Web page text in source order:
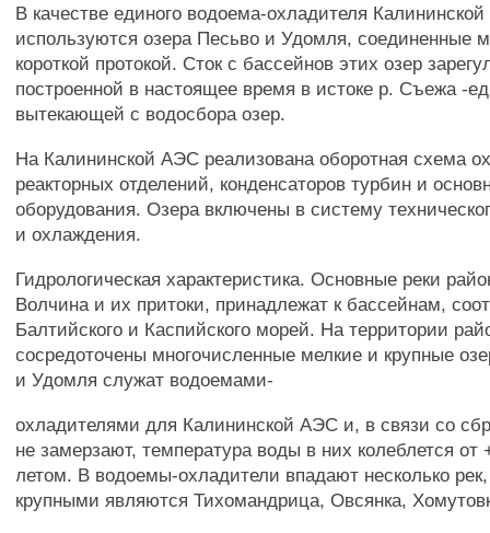
В качестве единого водоема-охладителя
используются озера Песьво и Удомля, соединенные
короткой протокой. Сток с бассейнов этих озер
построенной в настоящее время в истоке р. Съежа -
вытекающей с водосбора озер.
На Калининской АЭС реализована оборотная схема
реакторных отделений, конденсаторов турбин и
оборудования. Озера включены в систему
и охлаждения.
Гидрологическая характеристика. Основные реки
Волчина и их притоки, принадлежат к бассейнам,
Балтийского и Каспийского морей. На территории
сосредоточены многочисленные мелкие и крупные
и Удомля служат водоемами-
охладителями для Калининской АЭС и, в связи со
не замерзают, температура воды в них колеблется от
летом. В водоемы-охладители впадают несколько
крупными являются Тихомандрица, Овсянка,